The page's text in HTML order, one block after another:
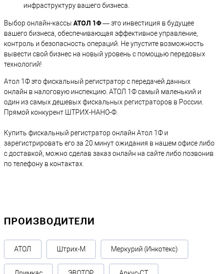
инфраструктуру вашего бизнеса.
Выбор онлайн-кассы АТОЛ 1Ф— это инвестиция в будущее
вашего бизнеса, обеспечивающая эффективное управление,
контроль и безопасность операций. Не упустите возможность
вывести свой бизнес на новый уровень с помощью передовых
технологий!
Атол 1Ф это фискальный регистратор с передачей данных
онлайн в налоговую инспекцию. АТОЛ 1Ф самый маленький и
один из самых дешевых фискальных регистраторов в России.
Прямой конкурент ШТРИХ-НАНО-Ф.
Купить фискальный регистратор онлайн Атол 1Ф и
зарегистрировать его за 20 минут ожидания в нашем офисе либо
с доставкой, можно сделав заказ онлайн на сайте либо позвонив
по телефону в контактах.
ПРОИЗВОДИТЕЛИ
АТОЛ Штрих-М Меркурий (Инкотекс)